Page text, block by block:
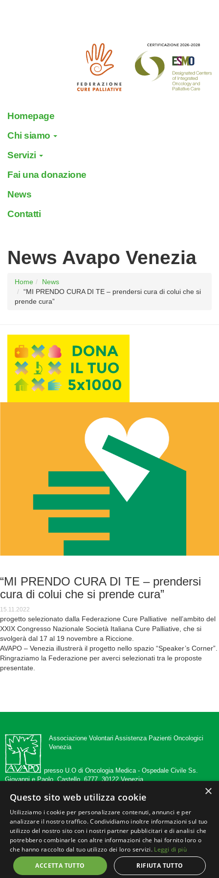
Homepage
Chi siamo
Servizi
Fai una donazione
News
Contatti
News Avapo Venezia
Home
News
“MI PRENDO CURA DI TE – prendersi cura di colui che si
prende cura”
“MI PRENDO CURA DI TE – prendersi
cura di colui che si prende cura”
15.11.2022
progetto selezionato dalla Federazione Cure Palliative nell’ambito del
XXIX Congresso Nazionale Società Italiana Cure Palliative, che si
svolgerà dal 17 al 19 novembre a Riccione.
AVAPO – Venezia illustrerà il progetto nello spazio “Speaker’s Corner”.
Ringraziamo la Federazione per averci selezionati tra le proposte
presentate.
Associazione Volontari Assistenza Pazienti Oncologici
Venezia
presso U.O di Oncologia Medica - Ospedale Civile Ss.
Giovanni e Paolo, Castello, 6777, 30122 Venezia
tel 041 5294546
info@avapovenezia.org
www.avapovenezia.org
c.f./p.iva 02351200270
c/c postale n. 12137303
c/c Intesa San Paolo SPA.
IBAN IT02 U 03069 02117 074000620840 intestati all'A.V.A.P.O VENEZIA
×
Questo sito web utilizza cookie
Utilizziamo i cookie per personalizzare contenuti, annunci e per
analizzare il nostro traffico. Condividiamo inoltre informazioni sul tuo
utilizzo del nostro sito con i nostri partner pubblicitari e di analisi che
potrebbero combinarle con altre informazioni che hai fornito loro o
che hanno raccolto dal tuo utilizzo dei loro servizi. Leggi di più
ACCETTA TUTTO
RIFIUTA TUTTO